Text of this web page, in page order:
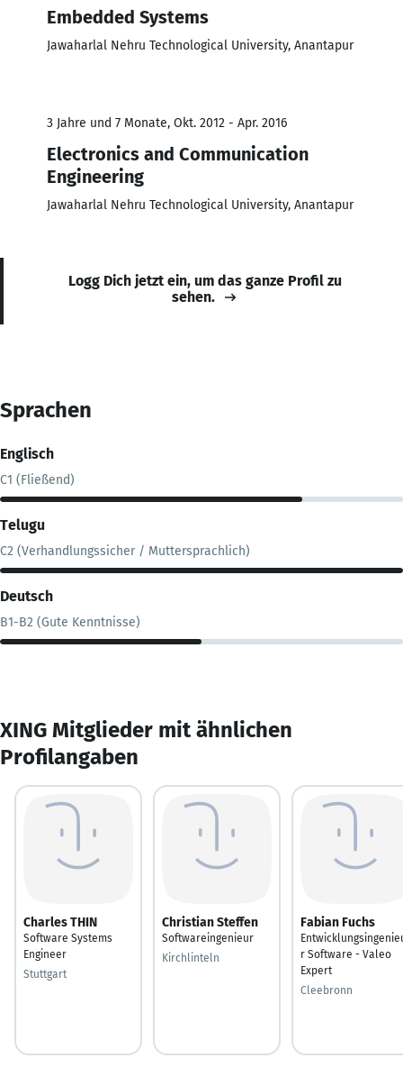
Embedded Systems
Jawaharlal Nehru Technological University, Anantapur
3 Jahre und 7 Monate, Okt. 2012 - Apr. 2016
Electronics and Communication
Engineering
Jawaharlal Nehru Technological University, Anantapur
Logg Dich jetzt ein, um das ganze Profil zu
sehen.
Sprachen
Englisch
C1 (Fließend)
Telugu
C2 (Verhandlungssicher / Muttersprachlich)
Deutsch
B1-B2 (Gute Kenntnisse)
XING Mitglieder mit ähnlichen
Profilangaben
Charles THIN
Software Systems
Engineer
Stuttgart
Christian Steffen
Softwareingenieur
Kirchlinteln
Fabian Fuchs
r Software - Valeo
Expert
Cleebronn